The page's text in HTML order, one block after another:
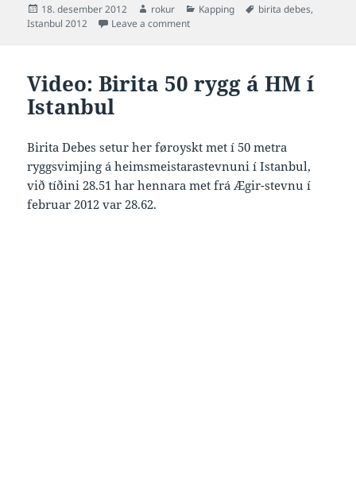
Posted
on
18. desember 2012 Author
rokur Categories
Kapping Tags
birita debes,
Istanbul 2012
Leave a commenton Birita 50 frí á HM í Istanbul
Video: Birita 50 rygg á HM í
Istanbul
Birita Debes setur her føroyskt met í 50 metra
ryggsvimjing á heimsmeistarastevnuni í Istanbul,
við tíðini 28.51 har hennara met frá Ægir-stevnu í
februar 2012 var 28.62.